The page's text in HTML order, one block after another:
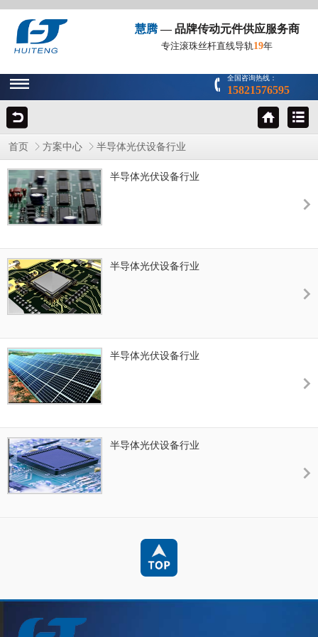
慧腾— 品牌传动元件供应服务商
专注滚珠丝杆直线导轨19年
全国咨询热线：
15821576595
首页 方案中心 半导体光伏设备行业
半导体光伏设备行业
半导体光伏设备行业
半导体光伏设备行业
半导体光伏设备行业